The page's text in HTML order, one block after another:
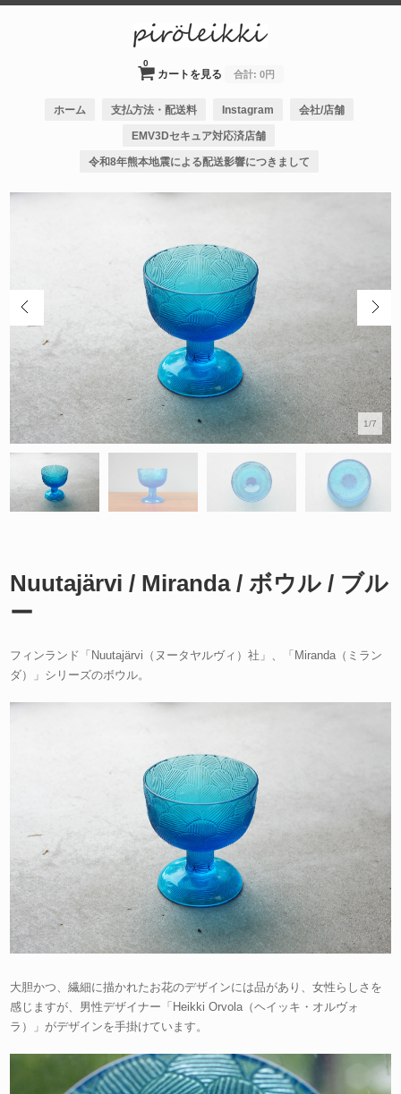
カートを見る
0
合計: 0円
ホーム 支払方法・配送料 Instagram 会社/店舗
EMV3Dセキュア対応済店舗
令和8年熊本地震による配送影響につきまして
1/7
Nuutajärvi / Miranda / ボウル / ブル
ー
フィンランド「Nuutajärvi（ヌータヤルヴィ）社」、「Miranda（ミラン
ダ）」シリーズのボウル。
大胆かつ、繊細に描かれたお花のデザインには品があり、女性らしさを
感じますが、男性デザイナー「Heikki Orvola（ヘイッキ・オルヴォ
ラ）」がデザインを手掛けています。